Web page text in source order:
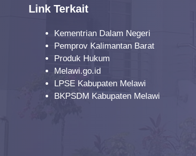
Link Terkait
Kementrian Dalam Negeri
Pemprov Kalimantan Barat
Produk Hukum
Melawi.go.id
LPSE Kabupaten Melawi
BKPSDM Kabupaten Melawi